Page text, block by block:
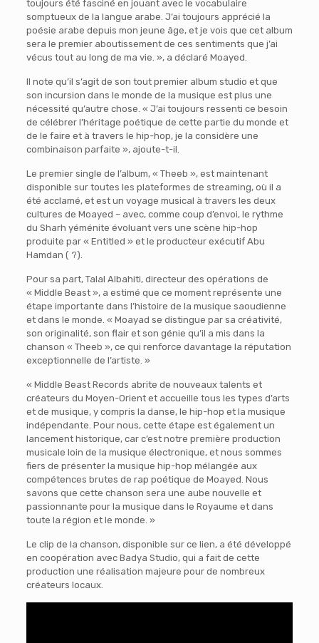
toujours été fasciné en jouant avec le vocabulaire
somptueux de la langue arabe. J’ai toujours apprécié la
poésie arabe depuis mon jeune âge, et je vois que cet album
sera le premier aboutissement de ces sentiments que j’ai
vécus tout au long de ma vie. », a déclaré Moayed.
Il note qu’il s’agit de son tout premier album studio et que
son incursion dans le monde de la musique est plus une
nécessité qu’autre chose. « J’ai toujours ressenti ce besoin
de célébrer l’héritage poétique de cette partie du monde et
de le faire et à travers le hip-hop, je la considère une
combinaison parfaite », ajoute-t-il.
Le premier single de l’album, « Theeb », est maintenant
disponible sur toutes les plateformes de streaming, où il a
été acclamé, et est un voyage musical à travers les deux
cultures de Moayed – avec, comme coup d’envoi, le rythme
du Sharh yéménite évoluant vers une scène hip-hop
produite par « Entitled » et le producteur exécutif Abu
Hamdan ( ?).
Pour sa part, Talal Albahiti, directeur des opérations de
« Middle Beast », a estimé que ce moment représente une
étape importante dans l’histoire de la musique saoudienne
et dans le monde. « Moayad se distingue par sa créativité,
son originalité, son flair et son génie qu’il a mis dans la
chanson « Theeb », ce qui renforce davantage la réputation
exceptionnelle de l’artiste. »
« Middle Beast Records abrite de nouveaux talents et
créateurs du Moyen-Orient et accueille tous les types d’arts
et de musique, y compris la danse, le hip-hop et la musique
indépendante. Pour nous, cette étape est également un
lancement historique, car c’est notre première production
musicale loin de la musique électronique, et nous sommes
fiers de présenter la musique hip-hop mélangée aux
compétences brutes de rap poétique de Moayed. Nous
savons que cette chanson sera une aube nouvelle et
passionnante pour la musique dans le Royaume et dans
toute la région et le monde. »
Le clip de la chanson, disponible sur ce lien, a été développé
en coopération avec Badya Studio, qui a fait de cette
production une réalisation majeure pour de nombreux
créateurs locaux.